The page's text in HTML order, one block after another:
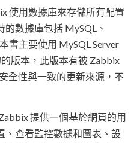
使用數據庫來存儲所有配置
數據庫包括 MySQL、
書主要使用 MySQL Server
版本，此版本有被 Zabbix
全性與一致的更新來源，不
Zabbix 提供一個基於網頁的用
、查看監控數據和圖表、設